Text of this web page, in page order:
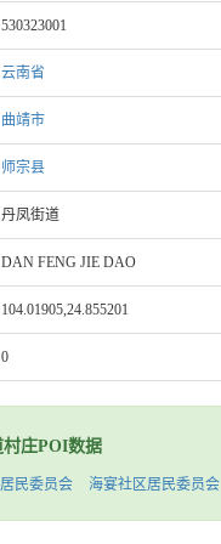
530323001
云南省
曲靖市
师宗县
丹凤街道
DAN FENG JIE DAO
104.01905,24.855201
0
庄POI数据
民委员会 海宴社区居民委员会